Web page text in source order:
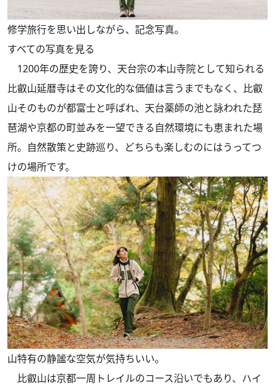
修学旅行を思い出しながら、記念写真。
すべての写真を見る
1200年の歴史を誇り、天台宗の本山寺院として知られる
比叡山延暦寺はその文化的な価値は言うまでもなく、比叡
山そのものが都富士と呼ばれ、天台薬師の池と詠われた琵
琶湖や京都の町並みを一望できる自然環境にも恵まれた場
所。自然散策と史跡巡り、どちらも楽しむのにはうってつ
けの場所です。
山特有の静謐な空気が気持ちいい。
比叡山は京都一周トレイルのコース沿いでもあり、ハイ